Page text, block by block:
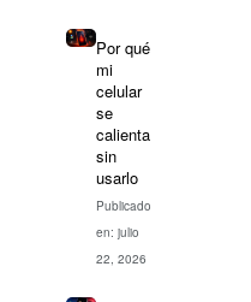
Por qué
mi
celular
se
calienta
sin
usarlo
Publicado
en: julio
22, 2026